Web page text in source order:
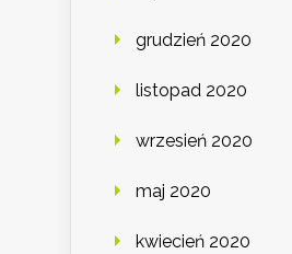
grudzień 2020
listopad 2020
wrzesień 2020
maj 2020
kwiecień 2020